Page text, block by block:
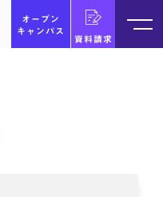
オープン
キャンパス
資料請求